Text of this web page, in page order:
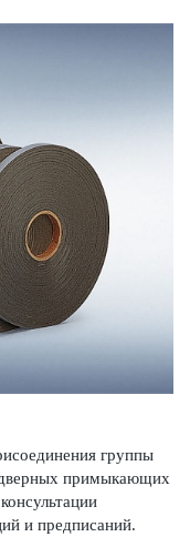
группы
примы­кающих
и предписаний.